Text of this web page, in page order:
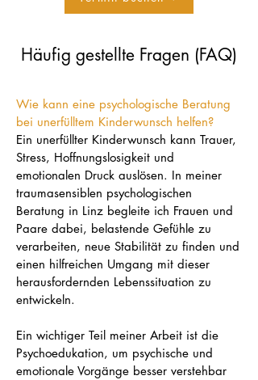
Häufig gestellte Fragen (FAQ)
Wie kann eine psychologische Beratung
bei unerfülltem Kinderwunsch helfen?
Ein unerfüllter Kinderwunsch kann Trauer,
Stress, Hoffnungslosigkeit und
emotionalen Druck auslösen. In meiner
traumasensiblen psychologischen
Beratung in Linz begleite ich Frauen und
Paare dabei, belastende Gefühle zu
verarbeiten, neue Stabilität zu finden und
einen hilfreichen Umgang mit dieser
herausfordernden Lebenssituation zu
entwickeln.
Ein wichtiger Teil meiner Arbeit ist die
Psychoedukation, um psychische und
emotionale Vorgänge besser verstehbar